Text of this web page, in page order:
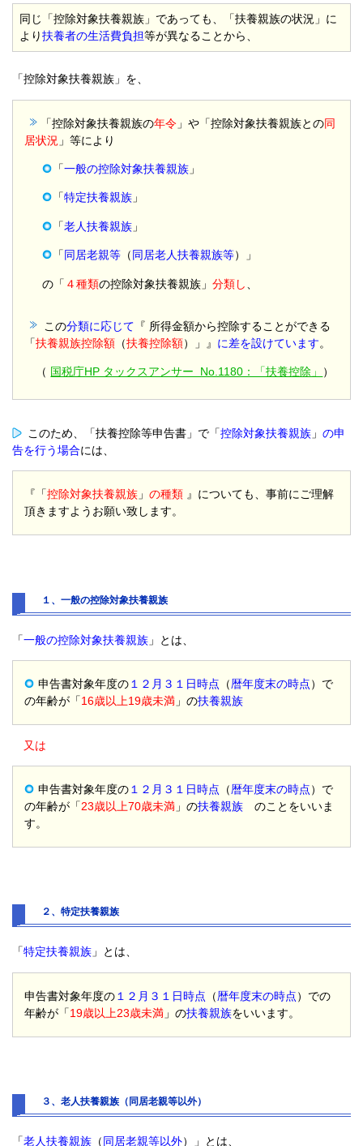
同じ「控除対象扶養親族」であっても、「扶養親族の状況」に
より扶養者の生活費負担等が異なることから、
「控除対象扶養親族」を、
「控除対象扶養親族の年令 」や「控除対象扶養親族との同
居状況 」等により
「一般の控除対象扶養親族 」
「特定扶養親族 」
「老人扶養親族 」
「同居老親等 （同居老人扶養親族等）」
の「 ４種類の控除対象扶養親族」分類し
この分類に応じて 『 所得金額から控除することができる
「扶養親族控除額 （扶養控除額）」』 に差を設けています。
（ 国税庁HP タックスアンサー No.1180：「扶養控除」 ）
このため、「扶養控除等申告書」で「控除対象扶養親族 」 の申
告を行う場合には、
『「控除対象扶養親族 」の種類 』についても、事前にご理解
頂きますようお願い致します。
１、一般の控除対象扶養親族
「一般の控除対象扶養親族 」とは、
申告書対象年度の１２月３１日時点 （暦年度末の時点） で
の年齢が「16歳以上19歳未満 」の扶養親族
又は
申告書対象年度の１２月３１日時点 （暦年度末の時点）で
の年齢が「23歳以上70歳未満 」の扶養親族のことをいいま
す。
２、特定扶養親族
「特定扶養親族 」とは、
申告書対象年度の１２月３１日時点 （暦年度末の時点）での
年齢が「19歳以上23歳未満 」の扶養親族をいいます。
３、老人扶養親族（同居老親等以外）
「老人扶養親族 （同居老親等以外）」とは、